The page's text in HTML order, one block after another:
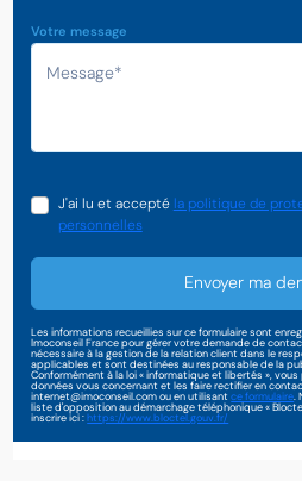
Votre message
J'ai lu et accepté la politique de
personnelles
Envoyer ma
Les informations recueillies sur ce formulaire sont
Imoconseil France pour gérer votre demande de
nécessaire à la gestion de la relation client dans le
applicables et sont destinées au responsable de la
Conformément à la loi « informatique et libertés »,
données vous concernant et les faire rectifier en
internet@imoconseil.com ou en utilisantce formulaire.
liste d'opposition au démarchage téléphonique «
inscrire ici :https://www.bloctel.gouv.fr/